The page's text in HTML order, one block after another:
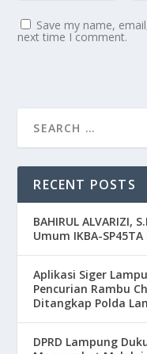
Save my name,
next time I comment.
RECENT POSTS
BAHIRUL ALVARIZI,
Umum IKBA-SP45TA
Aplikasi Siger
Pencurian Rambu
Ditangkap Polda
DPRD Lampung